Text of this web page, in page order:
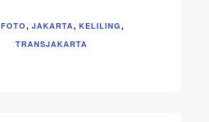
FOTO , JAKARTA, KELILING ,
TRANSJAKARTA